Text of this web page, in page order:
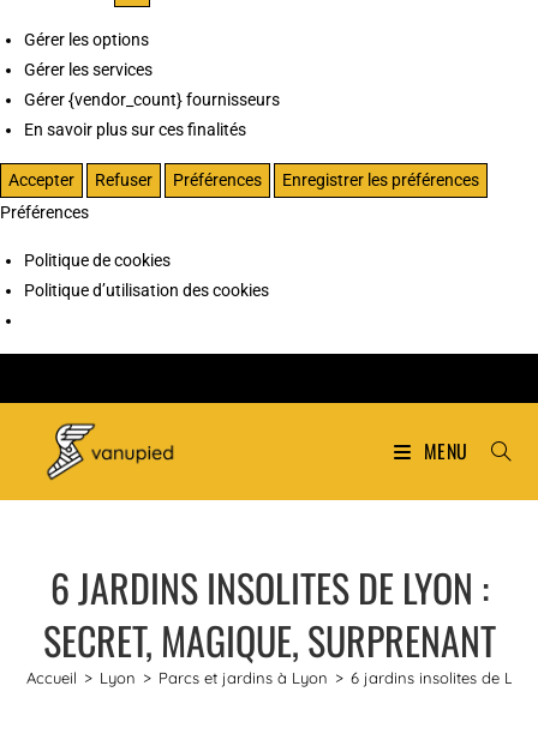
Gérer les options
Gérer les services
Gérer {vendor_count} fournisseurs
En savoir plus sur ces finalités
Accepter Refuser Préférences
Enregistrer les préférences
Préférences
Politique de cookies
Politique d’utilisation des cookies
MENU
6 JARDINS INSOLITES DE LYON :
SECRET, MAGIQUE, SURPRENANT
Accueil > Lyon > Parcs et jardins à Lyon > 6 jardins insolites de